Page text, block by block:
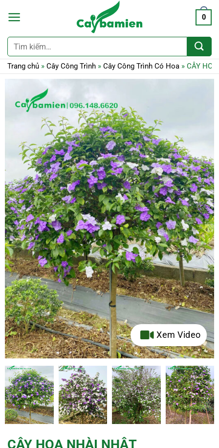
0
Tìm
kiếm:
Trang chủ » Cây Công Trình » Cây Công Trình Có Hoa » CÂY
Xem Video
CÂY HOA NHÀI NHẬT